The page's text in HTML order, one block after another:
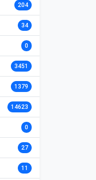
204
34
0
3451
1379
14623
0
27
11